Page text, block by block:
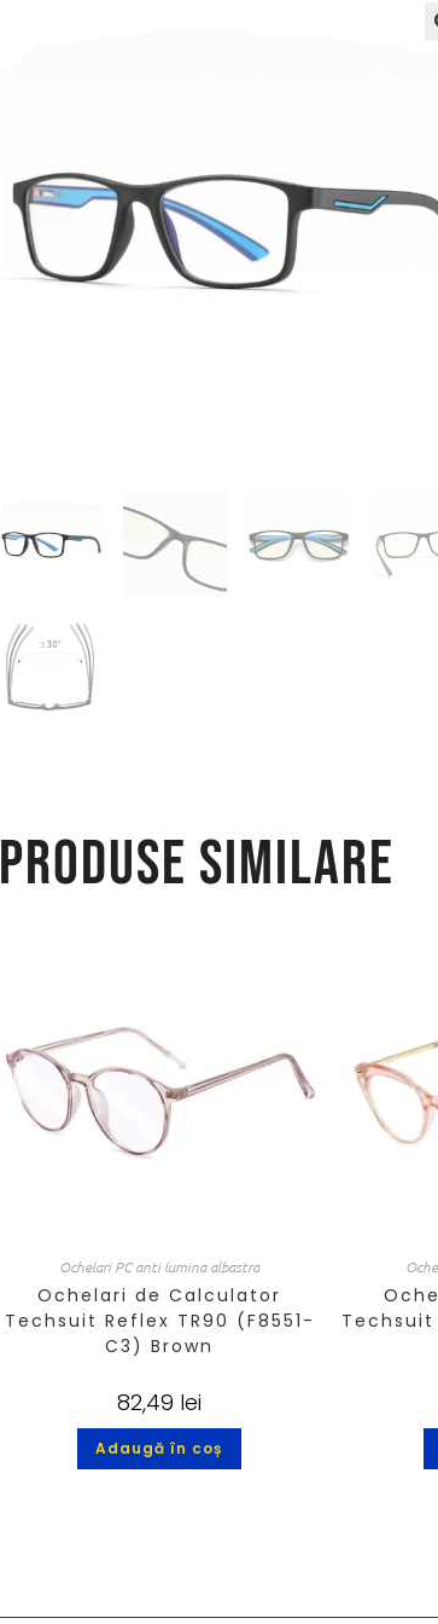
Produse similare
Ochelari PC anti lumina albastra
Ochelari de Calculator
Techsuit Reflex TR90 (F8551-
C3) Brown
82,49 lei
Adaugă în coș
Techsuit